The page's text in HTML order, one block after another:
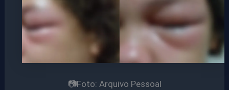
📷Foto: Arquivo Pessoal